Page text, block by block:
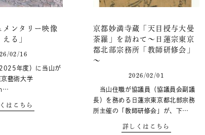
メンタリー映像
える」
02/16
年度）に当山が
藝術大学
はこちら
京都妙満寺蔵「天目授与大曼
荼羅」を訪ねて～日蓮宗東京
都北部宗務所「教師研修会」
～
2026/02/01
当山住職が協議員（協議員会副議
長）を務める日蓮宗東京都北部宗務
所主催の「教師研修会」が、下…
詳しくはこちら